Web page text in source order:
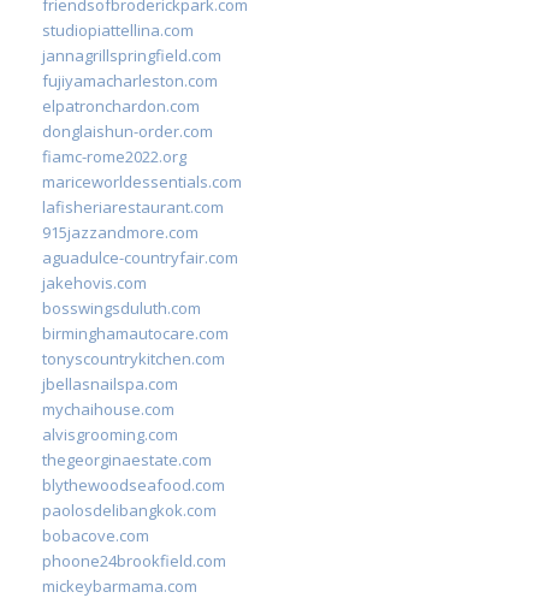
studiopiattellina.com
jannagrillspringfield.com
fujiyamacharleston.com
elpatronchardon.com
donglaishun-order.com
fiamc-rome2022.org
mariceworldessentials.com
lafisheriarestaurant.com
915jazzandmore.com
aguadulce-countryfair.com
jakehovis.com
bosswingsduluth.com
birminghamautocare.com
tonyscountrykitchen.com
jbellasnailspa.com
mychaihouse.com
alvisgrooming.com
thegeorginaestate.com
blythewoodseafood.com
paolosdelibangkok.com
bobacove.com
phoone24brookfield.com
mickeybarmama.com